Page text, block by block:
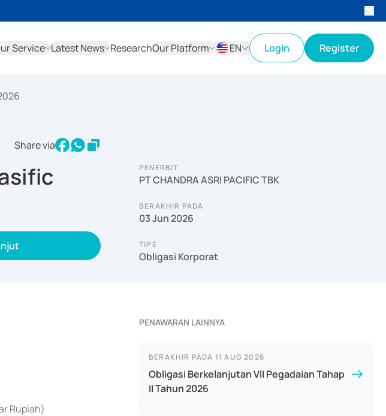
Service Latest News ResearchOur Platform
EN
Login Register
Share via
PENERBIT
PT CHANDRA ASRI PACIFIC TBK
BERAKHIR PADA
03 Jun 2026
TIPE
Obligasi Korporat
Rupiah)
PENAWARAN LAINNYA
BERAKHIR PADA 11 AUG 2026
Obligasi Berkelanjutan VII Pegadaian Tahap
II Tahun 2026